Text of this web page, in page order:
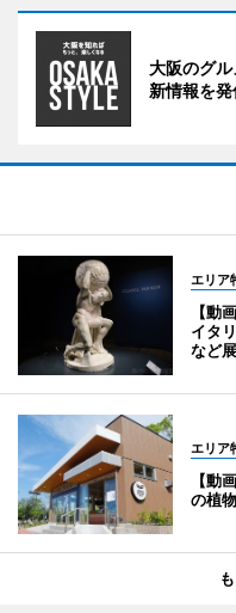
大阪のグ
新情報を発
エリア
【動
イタ
など
エリア
【動
の植